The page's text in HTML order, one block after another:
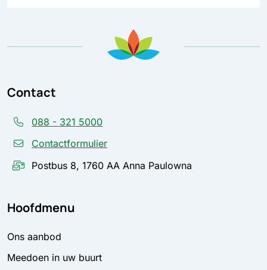
Contact
088 - 321 5000
Contactformulier
Postbus 8, 1760 AA Anna Paulowna
Hoofdmenu
Ons aanbod
Meedoen in uw buurt